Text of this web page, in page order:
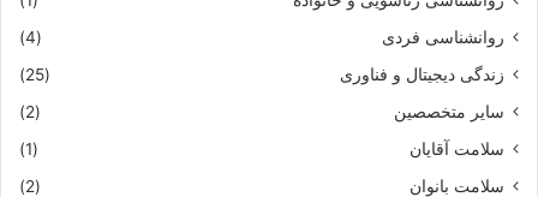
روانشناسی فردی
(4)
زندگی دیجیتال و فناوری
(25)
سایر متخصصین
(2)
سلامت آقایان
(1)
سلامت بانوان
(2)